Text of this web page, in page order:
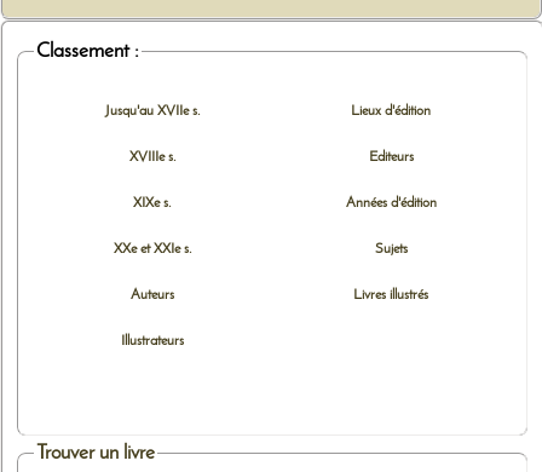
Classement :
Jusqu'au XVIIe s.
XVIIIe s.
XIXe s.
XXe et XXIe s.
Auteurs
Illustrateurs
Lieux d'édition
Editeurs
Années d'édition
Sujets
Livres illustrés
Trouver un livre